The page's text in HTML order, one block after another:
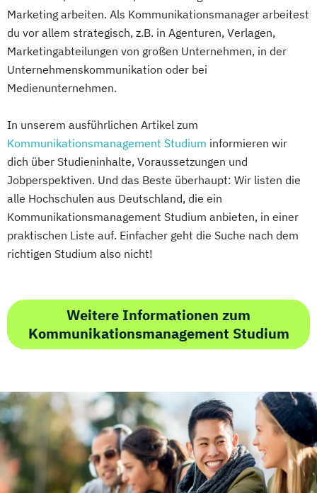
Marketing arbeiten. Als Kommunikationsmanager arbeitest
du vor allem strategisch, z.B. in Agenturen, Verlagen,
Marketingabteilungen von großen Unternehmen, in der
Unternehmenskommunikation oder bei
Medienunternehmen.
In unserem ausführlichen Artikel zum
Kommunikationsmanagement Studium informieren wir
dich über Studieninhalte, Voraussetzungen und
Jobperspektiven. Und das Beste überhaupt: Wir listen die
alle Hochschulen aus Deutschland, die ein
Kommunikationsmanagement Studium anbieten, in einer
praktischen Liste auf. Einfacher geht die Suche nach dem
richtigen Studium also nicht!
Weitere Informationen zum
Kommunikationsmanagement Studium